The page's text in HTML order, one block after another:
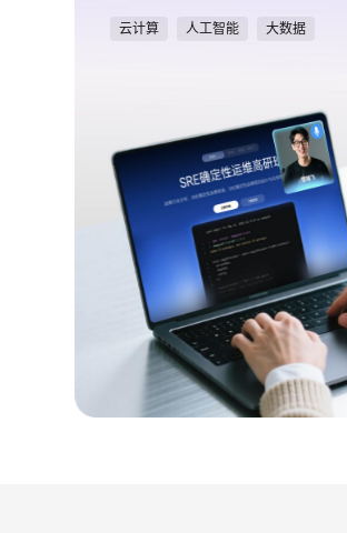
云计算 人工智能 大数据